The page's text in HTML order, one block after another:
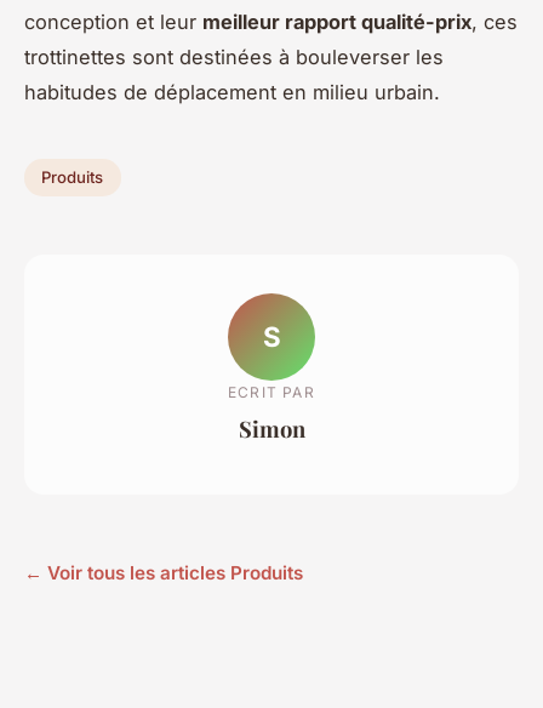
conception et leur meilleur rapport qualité-prix, ces
trottinettes sont destinées à bouleverser les
habitudes de déplacement en milieu urbain.
Produits
S
ECRIT PAR
Simon
← Voir tous les articles Produits